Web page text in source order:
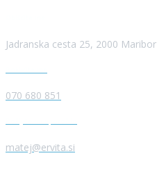
Jadranska cesta 25, 2000 Maribor
070 680 851
matej@ervita.si